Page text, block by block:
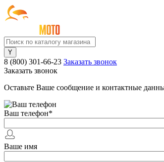
8 (800) 301-66-23 Заказать звонок
Заказать звонок
Оставьте Ваше сообщение и контактные
Ваш телефон*
Ваше имя